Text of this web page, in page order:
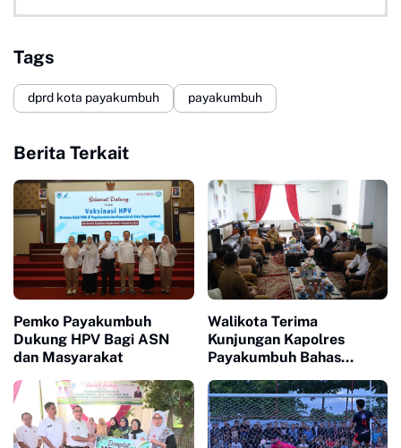
Tags
dprd kota payakumbuh payakumbuh
Berita Terkait
Pemko Payakumbuh
Dukung HPV Bagi ASN
dan Masyarakat
Walikota Terima
Kunjungan Kapolres
Payakumbuh Bahas
Hankamtibmas